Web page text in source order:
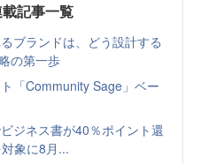
記事一覧
ブランドは、どう設計する
の第一歩
「Community Sage」ベー
ジネス書が40％ポイント還
象に8月...